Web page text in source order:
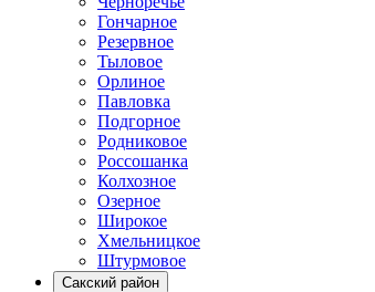
Гончарное
Резервное
Тыловое
Орлиное
Павловка
Подгорное
Родниковое
Россошанка
Колхозное
Озерное
Широкое
Хмельницкое
Штурмовое
Сакский район